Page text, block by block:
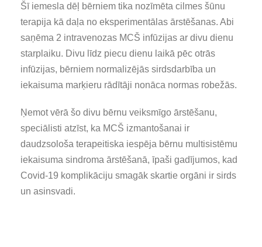
Šī iemesla dēļ bērniem tika nozīmēta cilmes šūnu
terapija kā daļa no eksperimentālas ārstēšanas. Abi
saņēma 2 intravenozas MCŠ infūzijas ar divu dienu
starplaiku. Divu līdz piecu dienu laikā pēc otrās
infūzijas, bērniem normalizējās sirdsdarbība un
iekaisuma marķieru rādītāji nonāca normas robežās.
Ņemot vērā šo divu bērnu veiksmīgo ārstēšanu,
speciālisti atzīst, ka MCŠ izmantošanai ir
daudzsološa terapeitiska iespēja bērnu multisistēmu
iekaisuma sindroma ārstēšanā, īpaši gadījumos, kad
Covid-19 komplikāciju smagāk skartie orgāni ir sirds
un asinsvadi.